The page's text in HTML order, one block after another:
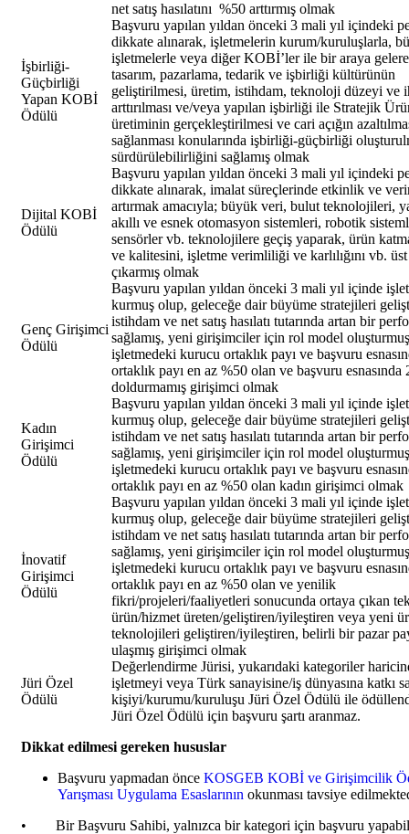
net satış hasılatını %50 arttırmış olmak
İşbirliği-
Güçbirliği
Yapan KOBİ
Ödülü
Başvuru yapılan yıldan önceki 3 mali yıl içindeki
dikkate alınarak, işletmelerin kurum/kuruluşlarla,
işletmelerle veya diğer KOBİ’ler ile bir araya
tasarım, pazarlama, tedarik ve işbirliği kültürünün
geliştirilmesi, üretim, istihdam, teknoloji düzeyi ve
arttırılması ve/veya yapılan işbirliği ile Stratejik
üretiminin gerçekleştirilmesi ve cari açığın
sağlanması konularında işbirliği-güçbirliği
sürdürülebilirliğini sağlamış olmak
Dijital KOBİ
Ödülü
Başvuru yapılan yıldan önceki 3 mali yıl içindeki
dikkate alınarak, imalat süreçlerinde etkinlik ve
artırmak amacıyla; büyük veri, bulut teknolojileri,
akıllı ve esnek otomasyon sistemleri, robotik
sensörler vb. teknolojilere geçiş yaparak, ürün
ve kalitesini, işletme verimliliği ve karlılığını vb.
çıkarmış olmak
Genç Girişimci
Ödülü
Başvuru yapılan yıldan önceki 3 mali yıl içinde
kurmuş olup, geleceğe dair büyüme stratejileri
istihdam ve net satış hasılatı tutarında artan bir
sağlamış, yeni girişimciler için rol model
işletmedeki kurucu ortaklık payı ve başvuru
ortaklık payı en az %50 olan ve başvuru esnasında
doldurmamış girişimci olmak
Kadın
Girişimci
Ödülü
Başvuru yapılan yıldan önceki 3 mali yıl içinde
kurmuş olup, geleceğe dair büyüme stratejileri
istihdam ve net satış hasılatı tutarında artan bir
sağlamış, yeni girişimciler için rol model
işletmedeki kurucu ortaklık payı ve başvuru
ortaklık payı en az %50 olan kadın girişimci olmak
İnovatif
Girişimci
Ödülü
Başvuru yapılan yıldan önceki 3 mali yıl içinde
kurmuş olup, geleceğe dair büyüme stratejileri
istihdam ve net satış hasılatı tutarında artan bir
sağlamış, yeni girişimciler için rol model
işletmedeki kurucu ortaklık payı ve başvuru
ortaklık payı en az %50 olan ve yenilik
fikri/projeleri/faaliyetleri sonucunda ortaya çıkan
ürün/hizmet üreten/geliştiren/iyileştiren veya yeni
teknolojileri geliştiren/iyileştiren, belirli bir pazar
ulaşmış girişimci olmak
Jüri Özel
Ödülü
Değerlendirme Jürisi, yukarıdaki kategoriler
işletmeyi veya Türk sanayisine/iş dünyasına katkı
kişiyi/kurumu/kuruluşu Jüri Özel Ödülü ile
Jüri Özel Ödülü için başvuru şartı aranmaz.
Dikkat edilmesi gereken hususlar
Başvuru yapmadan önce KOSGEB KOBİ ve Girişimcilik
Yarışması Uygulama Esaslarının okunması tavsiye
• Bir Başvuru Sahibi, yalnızca bir kategori için başvuru